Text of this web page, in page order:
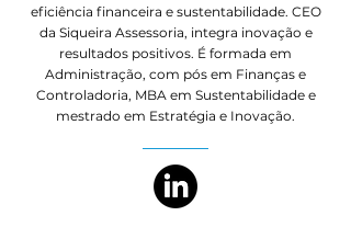
eficiência financeira e sustentabilidade. CEO
da Siqueira Assessoria, integra inovação e
resultados positivos. É formada em
Administração, com pós em Finanças e
Controladoria, MBA em Sustentabilidade e
mestrado em Estratégia e Inovação.